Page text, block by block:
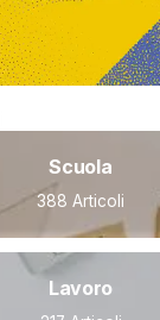
Scuola
388 Articoli
Lavoro